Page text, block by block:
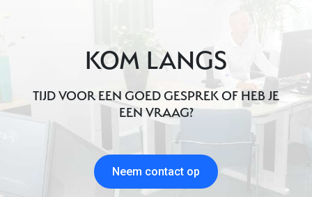
KOM LANGS
TIJD VOOR EEN GOED GESPREK OF HEB JE
EEN VRAAG?
Neem contact op